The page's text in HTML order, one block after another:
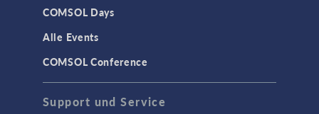
MEMS & Piezoelektrische Elemente
WISSENSCHAFT AKTUELL
COMSOL Days
Alle Events
COMSOL Conference
Support und Service